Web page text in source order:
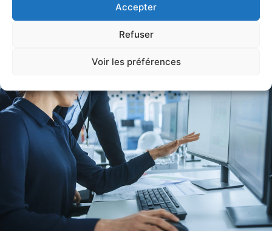
Accepter
Refuser
Voir les préférences